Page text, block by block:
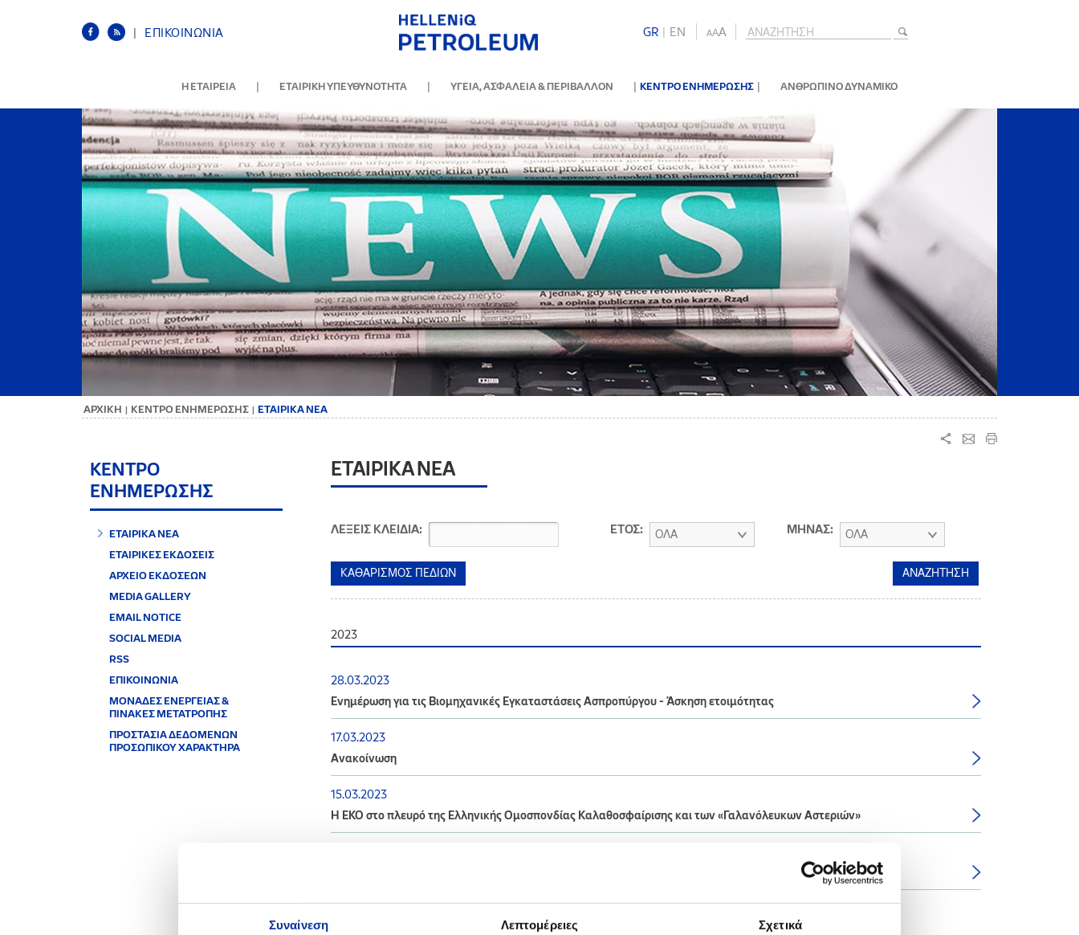
Συναίνεση Λεπτομέρειες Σχετικά
| ΕΠΙΚΟΙΝΩΝΙΑ GR | ΕΝ AAA
Η ΕΤΑΙΡΕΙΑ | ΕΤΑΙΡΙΚΗ ΥΠΕΥΘΥΝΟΤΗΤΑ | ΥΓΕΙΑ, ΑΣΦΑΛΕΙΑ & ΠΕΡΙΒΑΛΛΟΝ | ΚΕΝΤΡΟ ΕΝΗΜΕΡΩΣΗΣ | ΑΝΘΡΩΠΙΝΟ ΔΥΝΑΜΙΚΟ
ΑΡΧΙΚΗ | ΚΕΝΤΡΟ ΕΝΗΜΕΡΩΣΗΣ | ΕΤΑΙΡΙΚΑ ΝΕΑ
ΚΕΝΤΡΟ
ΕΝΗΜΕΡΩΣΗΣ
ΕΤΑΙΡΙΚΑ ΝΕΑ
ΕΤΑΙΡΙΚΕΣ ΕΚΔΟΣΕΙΣ
ΑΡΧΕΙΟ ΕΚΔΟΣΕΩΝ
MEDIA GALLERY
EMAIL NOTICE
SOCIAL MEDIA
RSS
ΕΠΙΚΟΙΝΩΝΙΑ
ΜΟΝΑΔΕΣ ΕΝΕΡΓΕΙΑΣ &
ΠΙΝΑΚΕΣ ΜΕΤΑΤΡΟΠΗΣ
ΠΡΟΣΤΑΣΙΑ ΔΕΔΟΜΕΝΩΝ
ΠΡΟΣΩΠΙΚΟΥ ΧΑΡΑΚΤΗΡΑ
ΕΤΑΙΡΙΚΑ ΝΕΑ
ΛΕΞΕΙΣ ΚΛΕΙΔΙΑ: ΕΤΟΣ: ΟΛΑ ΜΗΝΑΣ: ΟΛΑ
2023
28.03.2023
Ενημέρωση για τις Βιομηχανικές Εγκαταστάσεις Ασπροπύργου - Άσκηση ετοιμότητας
17.03.2023
Ανακοίνωση
15.03.2023
Η ΕΚΟ στο πλευρό της Ελληνικής Ομοσπονδίας Καλαθοσφαίρισης και των «Γαλανόλευκων Αστεριών»